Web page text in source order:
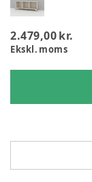
2.479,00 kr.
Ekskl. moms